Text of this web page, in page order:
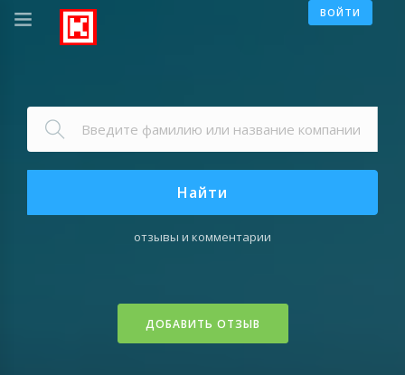
ВОЙТИ
Найти
отзывы и комментарии
ДОБАВИТЬ ОТЗЫВ